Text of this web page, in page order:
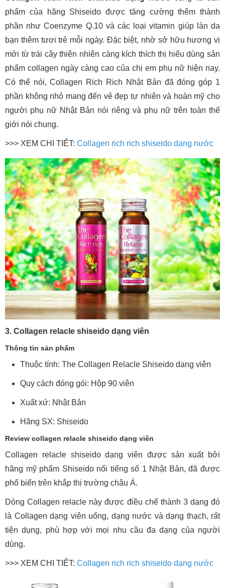
phẩm của hãng Shiseido được tăng cường thêm thành
phần như Coenzyme Q.10 và các loại vitamin giúp làn da
bạn thêm tươi trẻ mỗi ngày. Đặc biệt, nhờ sở hữu hương vị
mới từ trái cây thiên nhiên càng kích thích thị hiếu dùng sản
phẩm collagen ngày càng cao của chị em phụ nữ hiện nay.
Có thể nói, Collagen Rich Rich Nhật Bản đã đóng góp 1
phần không nhỏ mang đến vẻ đẹp tự nhiên và hoàn mỹ cho
người phụ nữ Nhật Bản nói riêng và phụ nữ trên toàn thế
giới nói chung.
>>> XEM CHI TIẾT: Collagen rich rich shiseido dạng nước
3. Collagen relacle shiseido dạng viên
Thông tin sản phẩm
Thuộc tính: The Collagen Relacle Shiseido dạng viên
Quy cách đóng gói: Hộp 90 viên
Xuất xứ: Nhật Bản
Hãng SX: Shiseido
Review collagen relacle shiseido dạng viên
Collagen relacle shiseido dạng viên được sản xuất bởi
hãng mỹ phẩm Shiseido nổi tiếng số 1 Nhật Bản, đã được
phổ biến trên khắp thị trường châu Á.
Dòng Collagen relacle này được điều chế thành 3 dạng đó
là Collagen dạng viên uống, dạng nước và dạng thạch, rất
tiện dụng, phù hợp với mọi nhu cầu đa dạng của người
dùng.
>>> XEM CHI TIẾT: Collagen rich rich shiseido dạng nước